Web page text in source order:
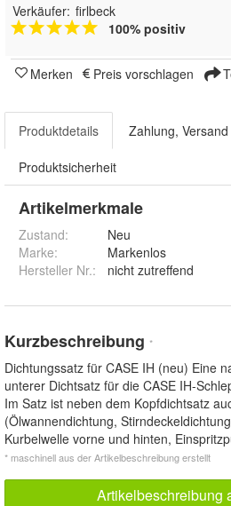
Verkäufer: firlbeck
100% positiv
Merken Preis vorschlagen
Produktdetails Zahlung,
Produktsicherheit
Artikelmerkmale
Zustand:
Neu
Marke:
Markenlos
Hersteller Nr.:
nicht zutreffend
Kurzbeschreibung *
Dichtungssatz für CASE IH (neu) Eine
unterer Dichtsatz für die CASE IH-
Im Satz ist neben dem Kopfdichtsatz
(Ölwannendichtung,
Kurbelwelle vorne und hinten,
* maschinell aus der Artikelbeschreibung erstellt
Artikelbeschreibung